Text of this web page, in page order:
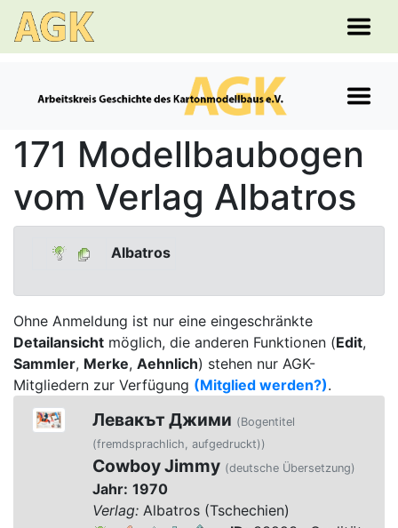
171 Modellbaubogen
vom Verlag Albatros
Albatros
Ohne Anmeldung ist nur eine eingeschränkte
Detailansicht möglich, die anderen Funktionen (Edit,
Sammler, Merke, Aehnlich) stehen nur AGK-
Mitgliedern zur Verfügung (Mitglied werden?).
Левакът Джими (Bogentitel
(fremdsprachlich, aufgedruckt))
Cowboy Jimmy (deutsche Übersetzung)
Jahr: 1970
Verlag:Albatros (Tschechien)